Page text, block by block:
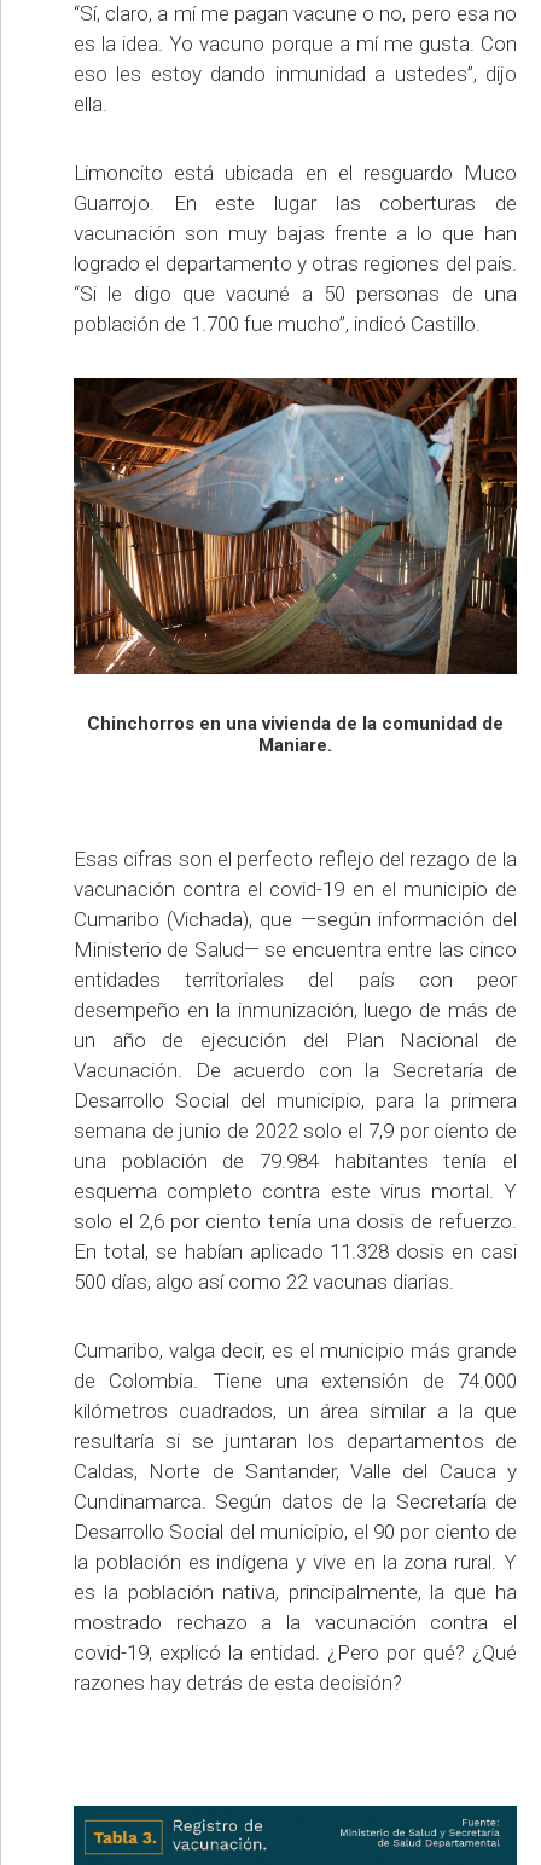
“Sí, claro, a mí me pagan vacune o no, pero esa no
es la idea. Yo vacuno porque a mí me gusta. Con
eso les estoy dando inmunidad a ustedes”, dijo
ella.
Limoncito está ubicada en el resguardo Muco
Guarrojo. En este lugar las coberturas de
vacunación son muy bajas frente a lo que han
logrado el departamento y otras regiones del país.
“Si le digo que vacuné a 50 personas de una
población de 1.700 fue mucho”, indicó Castillo.
Chinchorros en una vivienda de la comunidad de
Maniare.
Esas cifras son el perfecto reflejo del rezago de la
vacunación contra el covid-19 en el municipio de
Cumaribo (Vichada), que —según información del
Ministerio de Salud— se encuentra entre las cinco
entidades territoriales del país con peor
desempeño en la inmunización, luego de más de
un año de ejecución del Plan Nacional de
Vacunación. De acuerdo con la Secretaría de
Desarrollo Social del municipio, para la primera
semana de junio de 2022 solo el 7,9 por ciento de
una población de 79.984 habitantes tenía el
esquema completo contra este virus mortal. Y
solo el 2,6 por ciento tenía una dosis de refuerzo.
En total, se habían aplicado 11.328 dosis en casi
500 días, algo así como 22 vacunas diarias.
Cumaribo, valga decir, es el municipio más grande
de Colombia. Tiene una extensión de 74.000
kilómetros cuadrados, un área similar a la que
resultaría si se juntaran los departamentos de
Caldas, Norte de Santander, Valle del Cauca y
Cundinamarca. Según datos de la Secretaría de
Desarrollo Social del municipio, el 90 por ciento de
la población es indígena y vive en la zona rural. Y
es la población nativa, principalmente, la que ha
mostrado rechazo a la vacunación contra el
covid-19, explicó la entidad. ¿Pero por qué? ¿Qué
razones hay detrás de esta decisión?